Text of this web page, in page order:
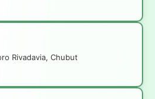
Rivadavia, Chubut